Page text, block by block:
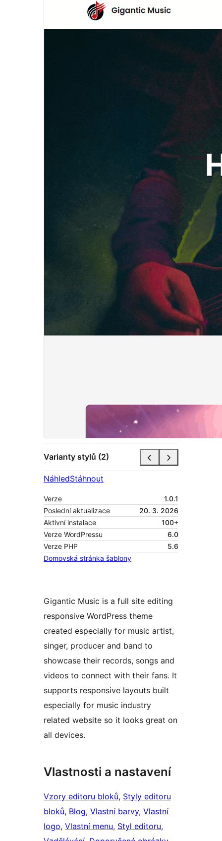
Varianty stylů (2)
NáhledStáhnout
Verze
1.0.1
Poslední aktualizace
20. 3. 2026
Aktivní instalace
100+
Verze WordPressu
6.0
Verze PHP
5.6
Domovská stránka šablony
Gigantic Music is a full site editing
responsive WordPress theme
created especially for music artist,
singer, producer and band to
showcase their records, songs and
videos to connect with their fans. It
supports responsive layouts built
especially for music industry
related website so it looks great on
all devices.
Vlastnosti a nastavení
Vzory editoru bloků, Styly editoru
bloků, Blog, Vlastní barvy, Vlastní
logo, Vlastní menu, Styl editoru